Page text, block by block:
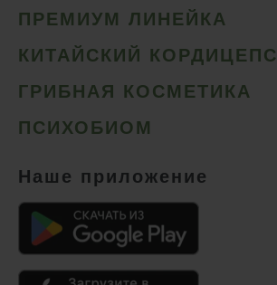
ПРЕМИУМ ЛИНЕЙКА
КИТАЙСКИЙ КОРДИЦЕПС
ГРИБНАЯ КОСМЕТИКА
ПСИХОБИОМ
Наше приложение